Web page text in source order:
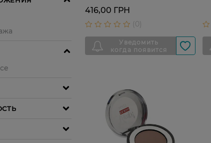
416,00 ГРН